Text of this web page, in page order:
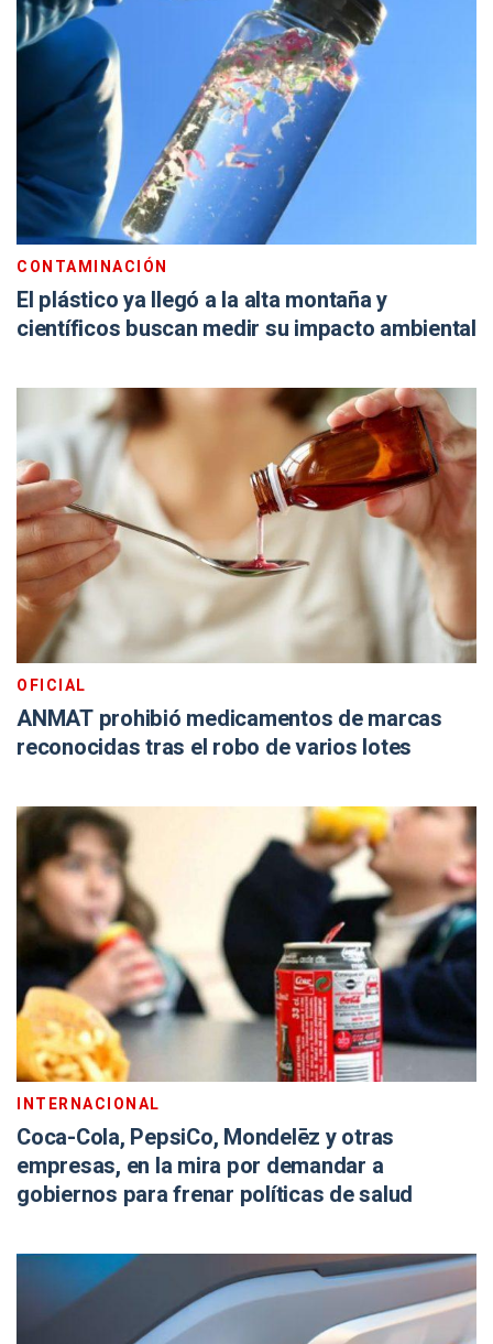
CONTAMINACIÓN
El plástico ya llegó a la alta montaña y
científicos buscan medir su impacto ambiental
OFICIAL
ANMAT prohibió medicamentos de marcas
reconocidas tras el robo de varios lotes
INTERNACIONAL
Coca-Cola, PepsiCo, Mondelēz y otras
empresas, en la mira por demandar a
gobiernos para frenar políticas de salud